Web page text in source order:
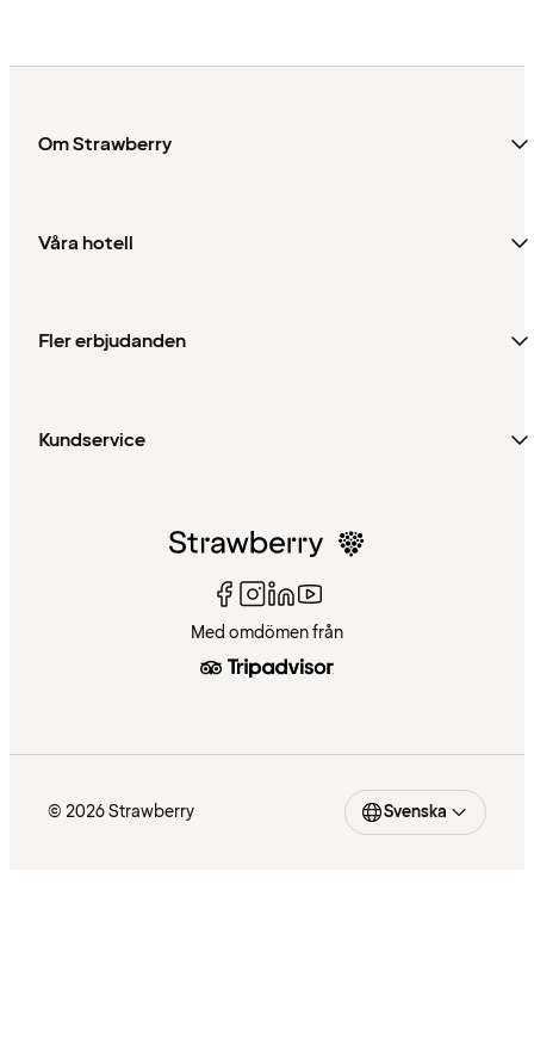
Om Strawberry
Våra hotell
Fler erbjudanden
Kundservice
Med omdömen från
© 2026 Strawberry Svenska